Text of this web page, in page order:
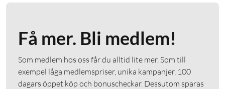
Få mer. Bli medlem!
Som medlem hos oss får du alltid lite mer. Som till
exempel låga medlemspriser, unika kampanjer, 100
dagars öppet köp och bonuscheckar. Dessutom sparas